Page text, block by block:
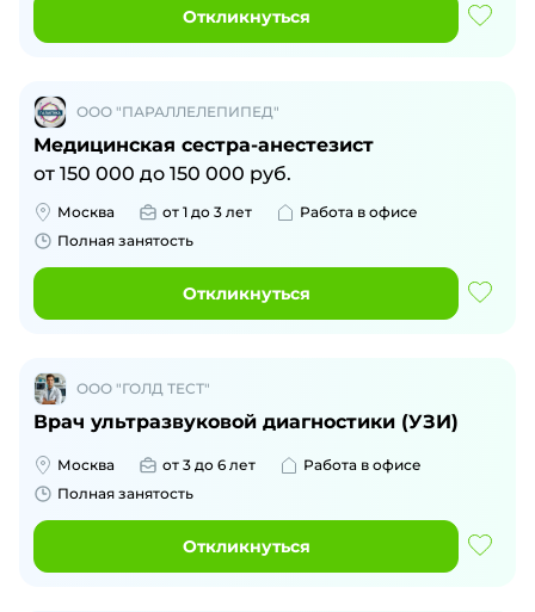
Откликнуться
ООО "ПАРАЛЛЕЛЕПИПЕД"
Медицинская сестра-анестезист
от 150 000 до 150 000 руб.
Москва от 1 до 3 лет
Работа в офисе
Полная занятость
Откликнуться
ООО "ГОЛД ТЕСТ"
Врач ультразвуковой диагностики (УЗИ)
Москва от 3 до 6 лет
Работа в офисе
Полная занятость
Откликнуться